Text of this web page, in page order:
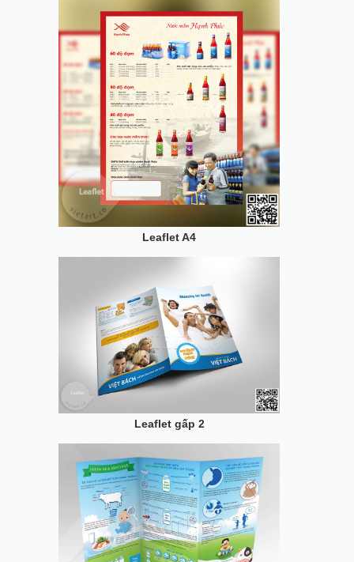
Leaflet A4
Leaflet gấp 2